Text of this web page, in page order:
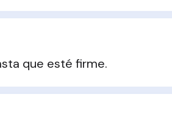
que esté firme.